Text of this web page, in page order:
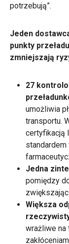
potrzebują”.
Jeden
punkty
zmniejszają
27
umożliwia
transportu.
certyfikacją
Jedna
pomiędzy
Większa
wrażliwe na